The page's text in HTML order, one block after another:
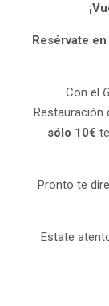
Resérvate
Con el
Restauración
sólo 10€
Pronto te
Estate